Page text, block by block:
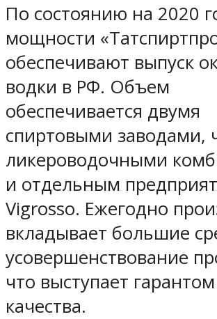
По состоянию на 2020
мощности
обеспечивают выпуск
водки в РФ. Объем
обеспечивается двумя
спиртовыми заводами,
ликероводочными
и отдельным
Vigrosso. Ежегодно
вкладывает большие
усовершенствование
что выступает
качества.